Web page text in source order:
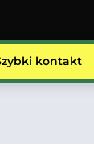
kontakt